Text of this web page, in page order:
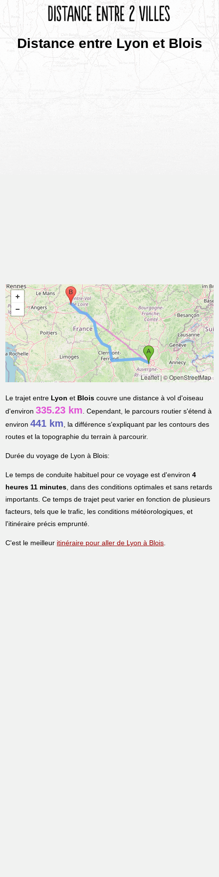
Distance entre Lyon et Blois
Leaflet|© OpenStreetMap
Le trajet entre Lyon et Blois couvre une distance à vol d'oiseau
d'environ335.23 km. Cependant, le parcours routier s'étend à
environ441 km, la différence s'expliquant par les contours des
routes et la topographie du terrain à parcourir.
Durée du voyage de Lyon à Blois:
Le temps de conduite habituel pour ce voyage est d'environ4
heures 11 minutes, dans des conditions optimales et sans retards
importants. Ce temps de trajet peut varier en fonction de plusieurs
facteurs, tels que le trafic, les conditions météorologiques, et
l'itinéraire précis emprunté.
C'est le meilleur itinéraire pour aller de Lyon à Blois.